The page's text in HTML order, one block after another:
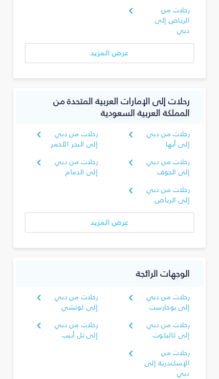
رحلات من
الرياض إلى
دبي
عرض المزيد
رحلات إلى الإمارات العربية المتحدة من
المملكة العربية السعودية
رحلات من دبي
إلى أبها
رحلات من دبي
إلى البحر الأحمر
رحلات من دبي
إلى الجوف
رحلات من دبي
إلى الدمام
رحلات من دبي
إلى الرياض
عرض المزيد
الوجهات الرائجة
رحلات من دبي
إلى بوخارست
رحلات من دبي
إلى كوتشي
رحلات من دبي
إلى كاليكوت
رحلات من دبي
إلى تل أبيب
رحلات من
الإسكندرية إلى
دبي